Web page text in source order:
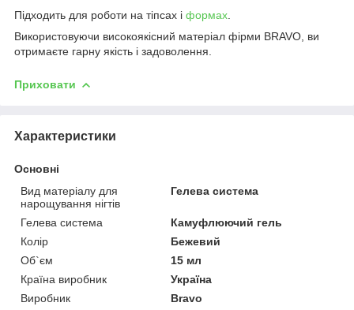
Підходить для роботи на тіпсах і формах
Використовуючи високоякісний матеріал фірми BRAVO, ви
отримаєте гарну якість і задоволення.
Приховати
Характеристики
Основні
Вид матеріалу для
нарощування нігтів
Гелева система
Гелева система
Камуфлюючий гель
Колір
Бежевий
Об`єм
15 мл
Країна виробник
Україна
Виробник
Bravo